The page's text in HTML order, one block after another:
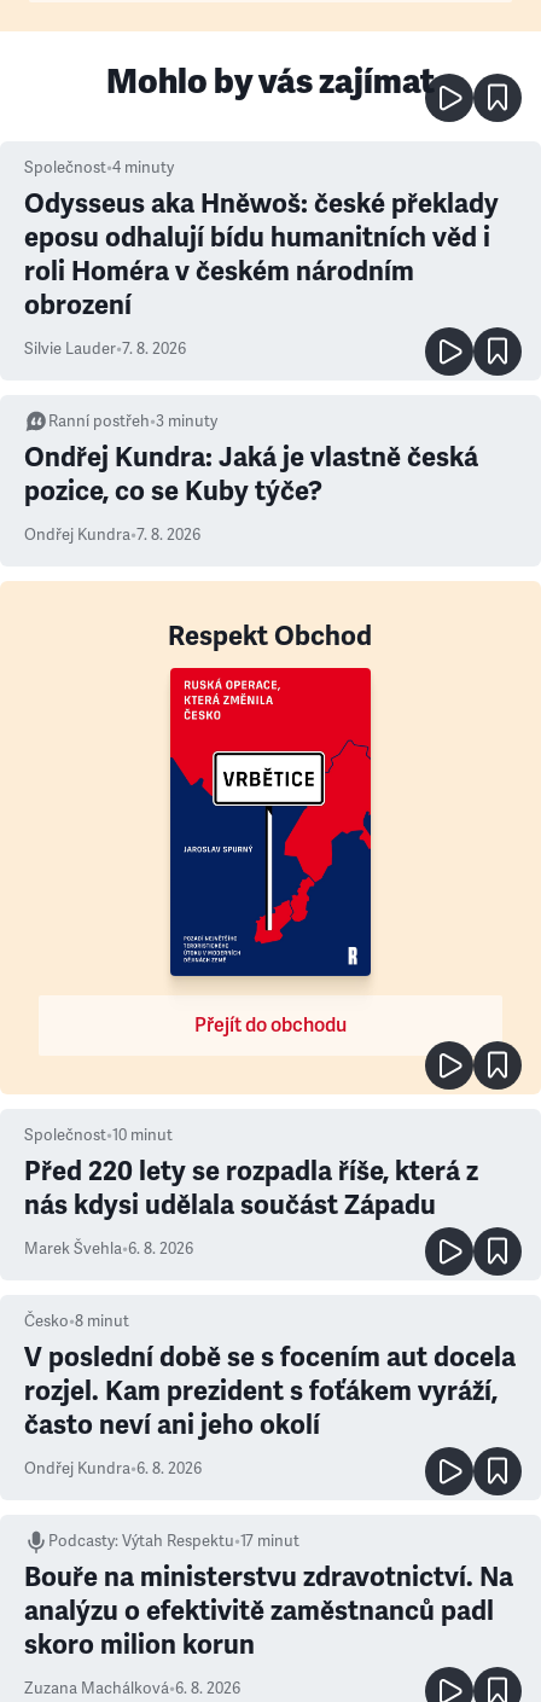
Mohlo by vás zajímat
Společnost•4 minuty
Odysseus aka Hněwoš: české překlady
eposu odhalují bídu humanitních věd i
roli Homéra v českém národním
obrození
Silvie Lauder•7. 8. 2026
Ranní postřeh•3 minuty
Ondřej Kundra: Jaká je vlastně česká
pozice, co se Kuby týče?
Ondřej Kundra•7. 8. 2026
Respekt Obchod
Přejít do obchodu
Společnost•10 minut
Před 220 lety se rozpadla říše, která z
nás kdysi udělala součást Západu
Marek Švehla•6. 8. 2026
Česko•8 minut
V poslední době se s focením aut docela
rozjel. Kam prezident s foťákem vyráží,
často neví ani jeho okolí
Ondřej Kundra•6. 8. 2026
Podcasty:Výtah Respektu•17 minut
Bouře na ministerstvu zdravotnictví. Na
analýzu o efektivitě zaměstnanců padl
skoro milion korun
Zuzana Machálková•6. 8. 2026